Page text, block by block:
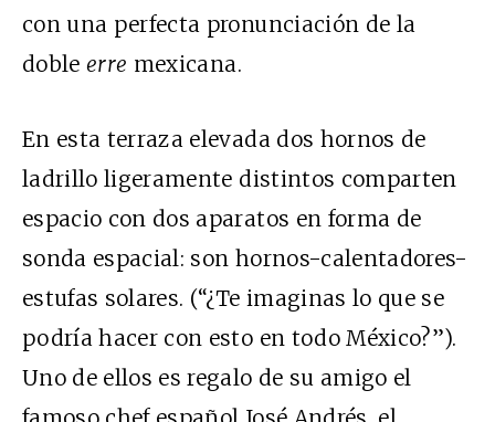
con una perfecta pronunciación de la
dobleerre mexicana.
En esta terraza elevada dos hornos de
ladrillo ligeramente distintos comparten
espacio con dos aparatos en forma de
sonda espacial: son hornos-calentadores-
estufas solares. (“¿Te imaginas lo que se
podría hacer con esto en todo México?”).
Uno de ellos es regalo de su amigo el